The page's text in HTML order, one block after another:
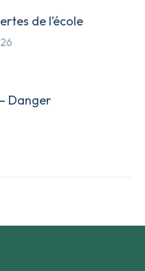
de l’école
Danger